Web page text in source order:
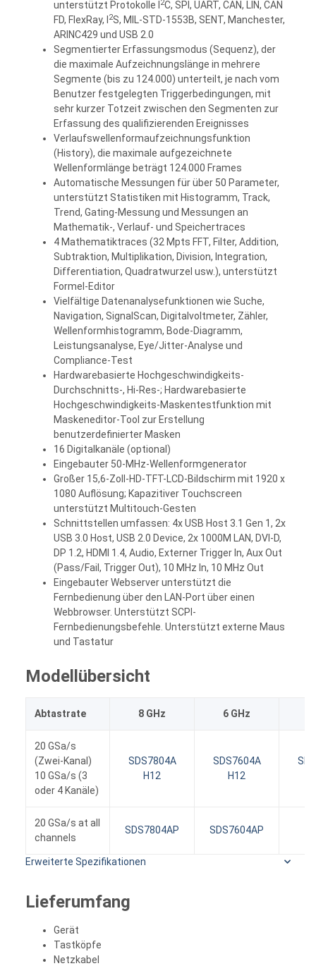
unterstützt Protokolle I 2C, SPI, UART, CAN, LIN, CAN
FD, FlexRay, I
2S, MIL-STD-1553B, SENT, Manchester,
ARINC429 und USB 2.0
Segmentierter Erfassungsmodus (Sequenz), der
die maximale Aufzeichnungslänge in mehrere
Segmente (bis zu 124.000) unterteilt, je nach vom
Benutzer festgelegten Triggerbedingungen, mit
sehr kurzer Totzeit zwischen den Segmenten zur
Erfassung des qualifizierenden Ereignisses
Verlaufswellenformaufzeichnungsfunktion
(History), die maximale aufgezeichnete
Wellenformlänge beträgt 124.000 Frames
Automatische Messungen für über 50 Parameter,
unterstützt Statistiken mit Histogramm, Track,
Trend, Gating-Messung und Messungen an
Mathematik-, Verlauf- und Speichertraces
4 Mathematiktraces (32 Mpts FFT, Filter, Addition,
Subtraktion, Multiplikation, Division, Integration,
Differentiation, Quadratwurzel usw.), unterstützt
Formel-Editor
Vielfältige Datenanalysefunktionen wie Suche,
Navigation, SignalScan, Digitalvoltmeter, Zähler,
Wellenformhistogramm, Bode-Diagramm,
Leistungsanalyse, Eye/Jitter-Analyse und
Compliance-Test
Hardwarebasierte Hochgeschwindigkeits-
Durchschnitts-, Hi-Res-; Hardwarebasierte
Hochgeschwindigkeits-Maskentestfunktion mit
Maskeneditor-Tool zur Erstellung
benutzerdefinierter Masken
16 Digitalkanäle (optional)
Eingebauter 50-MHz-Wellenformgenerator
Großer 15,6-Zoll-HD-TFT-LCD-Bildschirm mit 1920 x
1080 Auflösung; Kapazitiver Touchscreen
unterstützt Multitouch-Gesten
Schnittstellen umfassen: 4x USB Host 3.1 Gen 1, 2x
USB 3.0 Host, USB 2.0 Device, 2x 1000M LAN, DVI-D,
DP 1.2, HDMI 1.4, Audio, Externer Trigger In, Aux Out
(Pass/Fail, Trigger Out), 10 MHz In, 10 MHz Out
Eingebauter Webserver unterstützt die
Fernbedienung über den LAN-Port über einen
Webbrowser. Unterstützt SCPI-
Fernbedienungsbefehle. Unterstützt externe Maus
und Tastatur
Modellübersicht
Abtastrate 8 GHz 6 GHz
20 GSa/s
(Zwei-Kanal)
10 GSa/s (3
oder 4 Kanäle)
SDS7804A
H12
SDS7604A
H12
20 GSa/s at all
channels
SDS7804AP SDS7604AP
Erweiterte Spezifikationen
Lieferumfang
Gerät
Tastköpfe
Netzkabel